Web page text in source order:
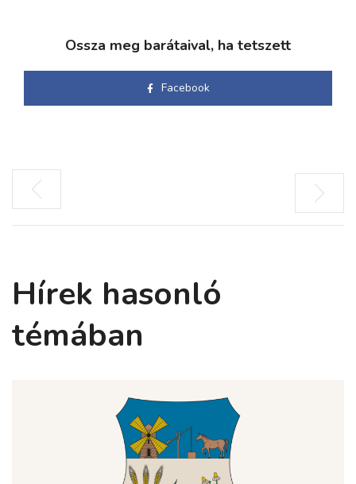
Ossza meg barátaival, ha tetszett
Facebook
Hírek hasonló
témában